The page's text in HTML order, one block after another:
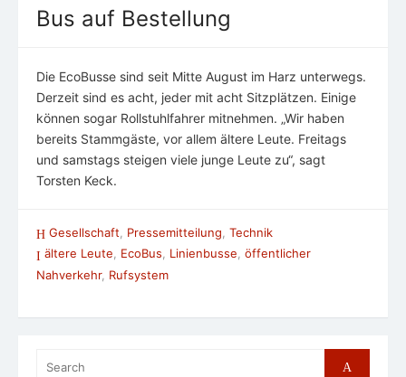
Bus auf Bestellung
Die EcoBusse sind seit Mitte August im Harz unterwegs.
Derzeit sind es acht, jeder mit acht Sitzplätzen. Einige
können sogar Rollstuhlfahrer mitnehmen. „Wir haben
bereits Stammgäste, vor allem ältere Leute. Freitags
und samstags steigen viele junge Leute zu“, sagt
Torsten Keck.
Gesellschaft Pressemitteilung Technik
ältere Leute, EcoBus, Linienbusse, öffentlicher
Nahverkehr, Rufsystem
Search